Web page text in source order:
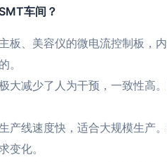
车间？
板、美容仪的微电流控制板，
。
大减少了人为干预，一致性
产线速度快，适合大规模生产
变化。